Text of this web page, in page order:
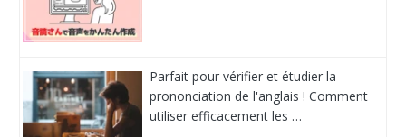
Parfait pour vérifier et étudier la
prononciation de l'anglais ! Comment
utiliser efficacement les …